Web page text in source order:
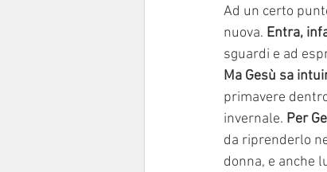
Ad un certo
nuova. Entra,
sguardi e ad
Ma Gesù sa
primavere
invernale. Per
da riprenderlo
donna, e anche